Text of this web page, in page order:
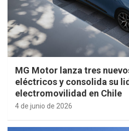
MG Motor lanza tres
eléctricos y consolida su
electromovilidad en Chile
4 de junio de 2026